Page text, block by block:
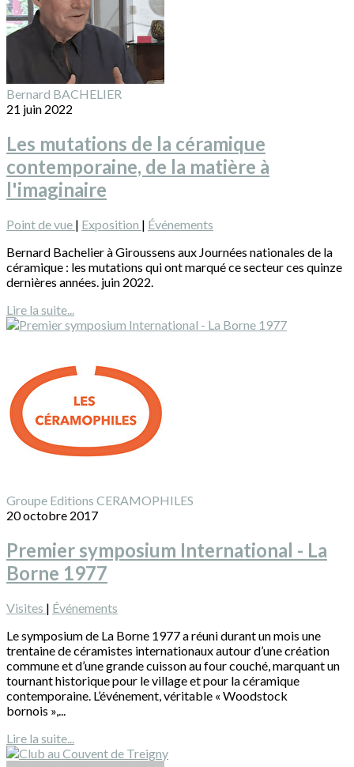
Bernard BACHELIER
21 juin 2022
Les mutations de la céramique
contemporaine, de la matière à
l'imaginaire
Point de vue | Exposition | Événements
Bernard Bachelier à Giroussens aux Journées nationales de la
céramique : les mutations qui ont marqué ce secteur ces quinze
dernières années. juin 2022.
Lire la suite...
Groupe Editions CERAMOPHILES
20 octobre 2017
Premier symposium International - La
Borne 1977
Visites | Événements
Le symposium de La Borne 1977 a réuni durant un mois une
trentaine de céramistes internationaux autour d’une création
commune et d’une grande cuisson au four couché, marquant un
tournant historique pour le village et pour la céramique
contemporaine. L’événement, véritable « Woodstock
bornois »,...
Lire la suite...